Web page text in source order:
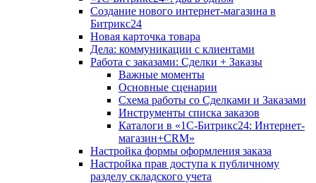
Создание нового интернет-магазина в
Битрикс24
Новая карточка товара
Дела: коммуникации с клиентами
Работа с заказами: Сделки + Заказы
Важные моменты
Основные сценарии
Схема работы со Сделками и Заказами
Инструменты списка заказов
Каталоги в «1С-Битрикс24: Интернет-
магазин+CRM»
Настройка формы оформления заказа
Настройка прав доступа к публичному
разделу складского учета